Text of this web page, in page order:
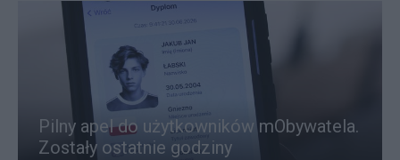
Pilny apel do użytkowników mObywatela.
Zostały ostatnie godziny